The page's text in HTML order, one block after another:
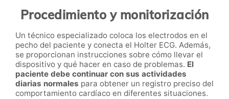
Procedimiento y monitorización
Un técnico especializado coloca los electrodos en el
pecho del paciente y conecta el Holter ECG. Además,
se proporcionan instrucciones sobre cómo llevar el
dispositivo y qué hacer en caso de problemas. El
paciente debe continuar con sus actividades
diarias normales para obtener un registro preciso del
comportamiento cardíaco en diferentes situaciones.